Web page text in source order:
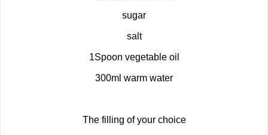
sugar
salt
1Spoon vegetable oil
300ml warm water
The filling of your choice